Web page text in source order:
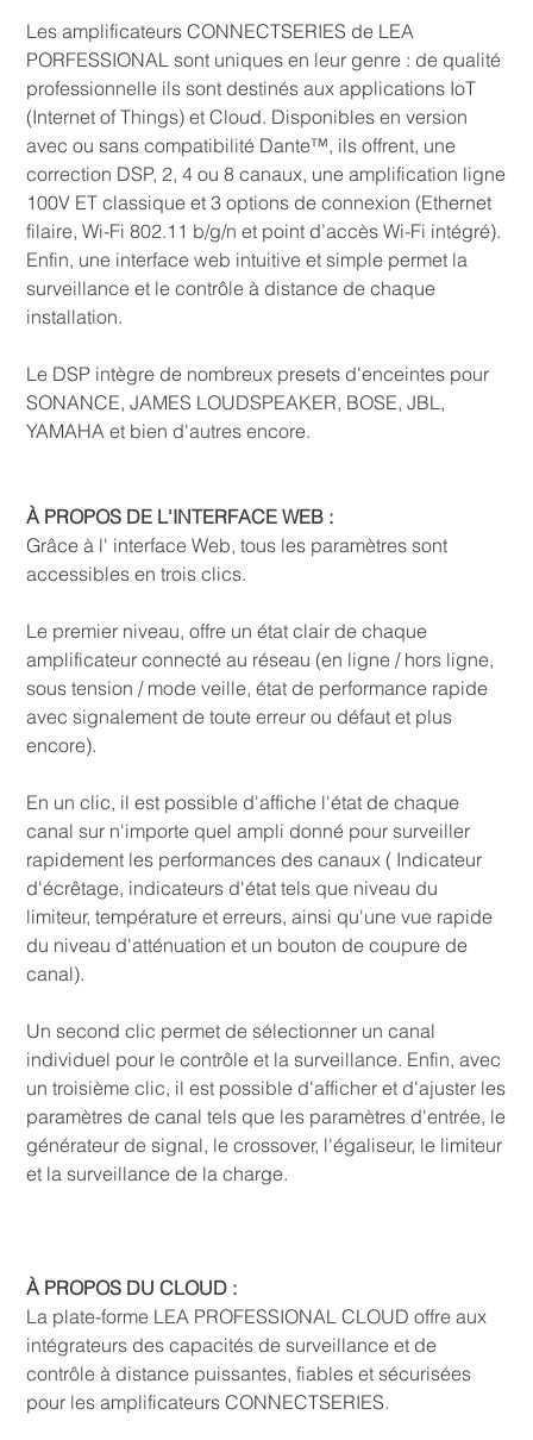
Les amplificateurs CONNECTSERIES de LEA
PORFESSIONAL sont uniques en leur genre : de qualité
professionnelle ils sont destinés aux applications IoT
(Internet of Things) et Cloud. Disponibles en version
avec ou sans compatibilité Dante™, ils offrent, une
correction DSP, 2, 4 ou 8 canaux, une amplification ligne
100V ET classique et 3 options de connexion (Ethernet
filaire, Wi-Fi 802.11 b/g/n et point d’accès Wi-Fi intégré).
Enfin, une interface web intuitive et simple permet la
surveillance et le contrôle à distance de chaque
installation.
Le DSP intègre de nombreux presets d'enceintes pour
SONANCE, JAMES LOUDSPEAKER, BOSE, JBL,
YAMAHA et bien d'autres encore.
À PROPOS DE L'INTERFACE WEB :
Grâce à l' interface Web, tous les paramètres sont
accessibles en trois clics.
Le premier niveau, offre un état clair de chaque
amplificateur connecté au réseau (en ligne / hors ligne,
sous tension / mode veille, état de performance rapide
avec signalement de toute erreur ou défaut et plus
encore).
En un clic, il est possible d'affiche l'état de chaque
canal sur n'importe quel ampli donné pour surveiller
rapidement les performances des canaux ( Indicateur
d'écrêtage, indicateurs d'état tels que niveau du
limiteur, température et erreurs, ainsi qu'une vue rapide
du niveau d'atténuation et un bouton de coupure de
canal).
Un second clic permet de sélectionner un canal
individuel pour le contrôle et la surveillance. Enfin, avec
un troisième clic, il est possible d'afficher et d'ajuster les
paramètres de canal tels que les paramètres d'entrée, le
générateur de signal, le crossover, l'égaliseur, le limiteur
et la surveillance de la charge.
À PROPOS DU CLOUD :
La plate-forme LEA PROFESSIONAL CLOUD offre aux
intégrateurs des capacités de surveillance et de
contrôle à distance puissantes, fiables et sécurisées
pour les amplificateurs CONNECTSERIES.